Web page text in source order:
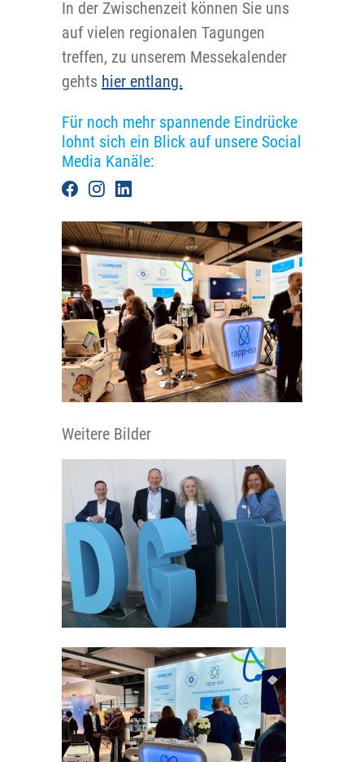
In der Zwischenzeit können Sie uns
auf vielen regionalen Tagungen
treffen, zu unserem Messekalender
gehts hier entlang.
Für noch mehr spannende Eindrücke
lohnt sich ein Blick auf unsere Social
Media Kanäle:
Weitere Bilder